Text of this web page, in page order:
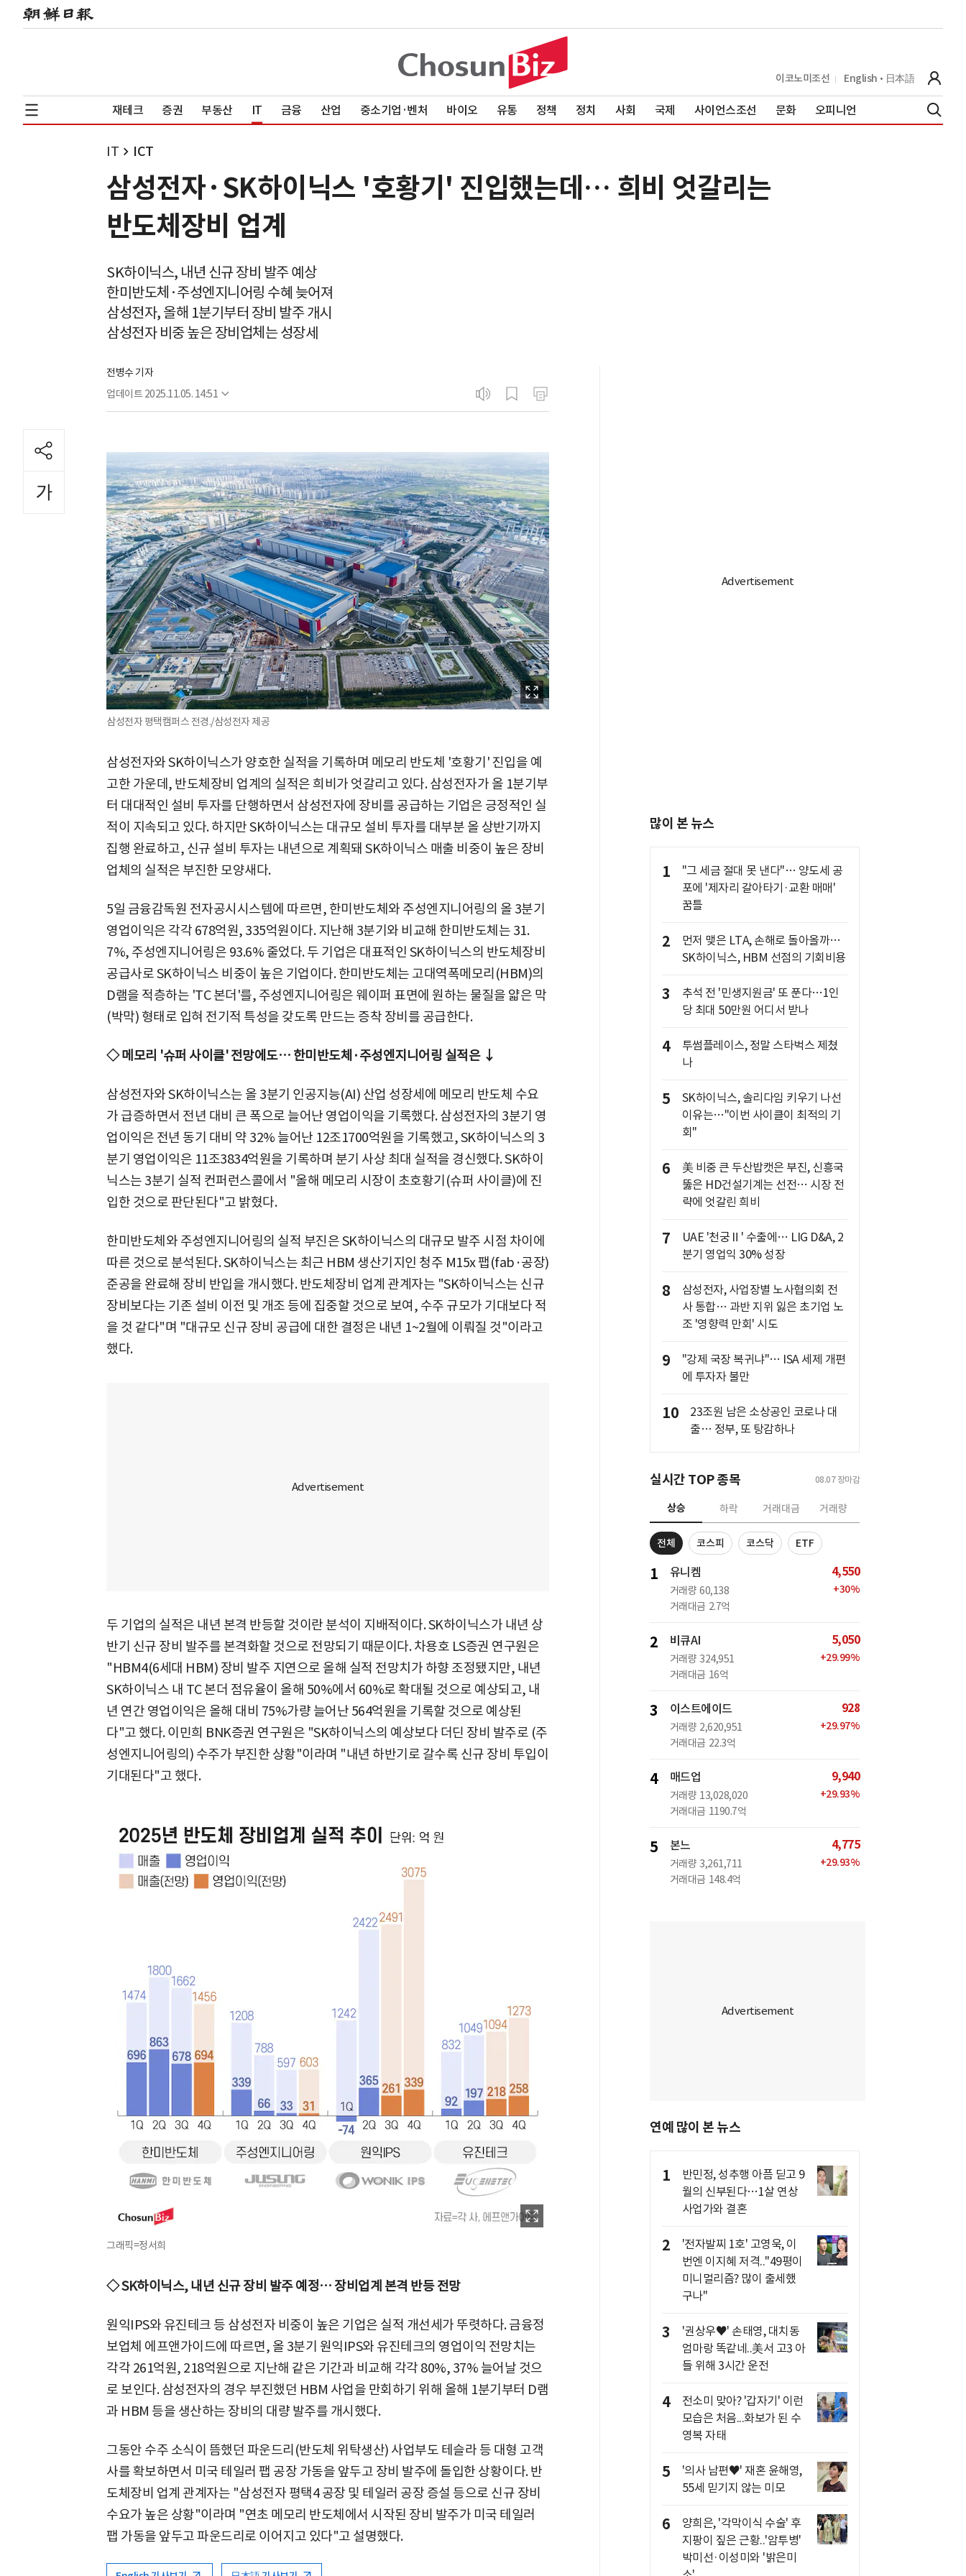
이코노미조선 English 日本語
재테크 증권 부동산 IT 금융 산업 중소기업·벤처 바이오 유통 정책 정치 사회 국제 사이언스조선 문화 오피니언
IT ICT
삼성전자·SK하이닉스 '호황기' 진입했는데… 희비 엇갈리는
반도체장비 업계
SK하이닉스, 내년 신규 장비 발주 예상
한미반도체·주성엔지니어링 수혜 늦어져
삼성전자, 올해 1분기부터 장비 발주 개시
삼성전자 비중 높은 장비업체는 성장세
전병수 기자
업데이트 2025.11.05. 14:51
삼성전자 평택캠퍼스 전경./삼성전자 제공
삼성전자와 SK하이닉스가 양호한 실적을 기록하며 메모리 반도체 '호황기' 진입을 예
고한 가운데, 반도체장비 업계의 실적은 희비가 엇갈리고 있다. 삼성전자가 올 1분기부
터 대대적인 설비 투자를 단행하면서 삼성전자에 장비를 공급하는 기업은 긍정적인 실
적이 지속되고 있다. 하지만 SK하이닉스는 대규모 설비 투자를 대부분 올 상반기까지
집행 완료하고, 신규 설비 투자는 내년으로 계획돼 SK하이닉스 매출 비중이 높은 장비
업체의 실적은 부진한 모양새다.
5일 금융감독원 전자공시시스템에 따르면, 한미반도체와 주성엔지니어링의 올 3분기
영업이익은 각각 678억원, 335억원이다. 지난해 3분기와 비교해 한미반도체는 31.
7%, 주성엔지니어링은 93.6% 줄었다. 두 기업은 대표적인 SK하이닉스의 반도체장비
공급사로 SK하이닉스 비중이 높은 기업이다. 한미반도체는 고대역폭메모리(HBM)의
D램을 적층하는 'TC 본더'를, 주성엔지니어링은 웨이퍼 표면에 원하는 물질을 얇은 막
(박막) 형태로 입혀 전기적 특성을 갖도록 만드는 증착 장비를 공급한다.
◇ 메모리 '슈퍼 사이클' 전망에도… 한미반도체·주성엔지니어링 실적은 ↓
삼성전자와 SK하이닉스는 올 3분기 인공지능(AI) 산업 성장세에 메모리 반도체 수요
가 급증하면서 전년 대비 큰 폭으로 늘어난 영업이익을 기록했다. 삼성전자의 3분기 영
업이익은 전년 동기 대비 약 32% 늘어난 12조1700억원을 기록했고, SK하이닉스의 3
분기 영업이익은 11조3834억원을 기록하며 분기 사상 최대 실적을 경신했다. SK하이
닉스는 3분기 실적 컨퍼런스콜에서 "올해 메모리 시장이 초호황기(슈퍼 사이클)에 진
입한 것으로 판단된다"고 밝혔다.
한미반도체와 주성엔지니어링의 실적 부진은 SK하이닉스의 대규모 발주 시점 차이에
따른 것으로 분석된다. SK하이닉스는 최근 HBM 생산기지인 청주 M15x 팹(fab·공장)
준공을 완료해 장비 반입을 개시했다. 반도체장비 업계 관계자는 "SK하이닉스는 신규
장비보다는 기존 설비 이전 및 개조 등에 집중할 것으로 보여, 수주 규모가 기대보다 적
을 것 같다"며 "대규모 신규 장비 공급에 대한 결정은 내년 1~2월에 이뤄질 것"이라고
했다.
두 기업의 실적은 내년 본격 반등할 것이란 분석이 지배적이다. SK하이닉스가 내년 상
반기 신규 장비 발주를 본격화할 것으로 전망되기 때문이다. 차용호 LS증권 연구원은
"HBM4(6세대 HBM) 장비 발주 지연으로 올해 실적 전망치가 하향 조정됐지만, 내년
SK하이닉스 내 TC 본더 점유율이 올해 50%에서 60%로 확대될 것으로 예상되고, 내
년 연간 영업이익은 올해 대비 75%가량 늘어난 564억원을 기록할 것으로 예상된
다"고 했다. 이민희 BNK증권 연구원은 "SK하이닉스의 예상보다 더딘 장비 발주로 (주
성엔지니어링의) 수주가 부진한 상황"이라며 "내년 하반기로 갈수록 신규 장비 투입이
기대된다"고 했다.
그래픽=정서희
◇ SK하이닉스, 내년 신규 장비 발주 예정… 장비업계 본격 반등 전망
원익IPS와 유진테크 등 삼성전자 비중이 높은 기업은 실적 개선세가 뚜렷하다. 금융정
보업체 에프앤가이드에 따르면, 올 3분기 원익IPS와 유진테크의 영업이익 전망치는
각각 261억원, 218억원으로 지난해 같은 기간과 비교해 각각 80%, 37% 늘어날 것으
로 보인다. 삼성전자의 경우 부진했던 HBM 사업을 만회하기 위해 올해 1분기부터 D램
과 HBM 등을 생산하는 장비의 대량 발주를 개시했다.
그동안 수주 소식이 뜸했던 파운드리(반도체 위탁생산) 사업부도 테슬라 등 대형 고객
사를 확보하면서 미국 테일러 팹 공장 가동을 앞두고 장비 발주에 돌입한 상황이다. 반
도체장비 업계 관계자는 "삼성전자 평택4 공장 및 테일러 공장 증설 등으로 신규 장비
수요가 높은 상황"이라며 "연초 메모리 반도체에서 시작된 장비 발주가 미국 테일러
팹 가동을 앞두고 파운드리로 이어지고 있다"고 설명했다.
많이 본 뉴스
1
"그 세금 절대 못 낸다"… 양도세 공
포에 '제자리 갈아타기·교환 매매'
꿈틀
2
먼저 맺은 LTA, 손해로 돌아올까…
SK하이닉스, HBM 선점의 기회비용
3
추석 전 '민생지원금' 또 푼다…1인
당 최대 50만원 어디서 받나
4
투썸플레이스, 정말 스타벅스 제쳤
나
5
SK하이닉스, 솔리다임 키우기 나선
이유는…"이번 사이클이 최적의 기
회"
6
美 비중 큰 두산밥캣은 부진, 신흥국
뚫은 HD건설기계는 선전… 시장 전
략에 엇갈린 희비
7
UAE '천궁Ⅱ' 수출에… LIG D&A, 2
분기 영업익 30% 성장
8
삼성전자, 사업장별 노사협의회 전
사 통합… 과반 지위 잃은 초기업 노
조 '영향력 만회' 시도
9
"강제 국장 복귀냐"… ISA 세제 개편
에 투자자 불만
10
23조원 남은 소상공인 코로나 대
출… 정부, 또 탕감하나
실시간 TOP 종목 08.07 장마감
상승 하락 거래대금 거래량
전체 코스피 코스닥 ETF
1 유니켐
거래량 60,138
거래대금 2.7억
4,550
+30%
2 비큐AI
거래량 324,951
거래대금 16억
5,050
+29.99%
3 이스트에이드
거래량 2,620,951
거래대금 22.3억
928
+29.97%
4 매드업
거래량 13,028,020
거래대금 1190.7억
9,940
+29.93%
5 본느
거래량 3,261,711
거래대금 148.4억
4,775
+29.93%
연예 많이 본 뉴스
1
반민정, 성추행 아픔 딛고 9
월의 신부된다…1살 연상
사업가와 결혼
2
'전자발찌 1호' 고영욱, 이
번엔 이지혜 저격.."49평이
미니멀리즘? 많이 출세했
구나"
3
'권상우♥' 손태영, 대치동
엄마랑 똑같네..美서 고3 아
들 위해 3시간 운전
4
전소미 맞아? '갑자기' 이런
모습은 처음...화보가 된 수
영복 자태
5
'의사 남편♥' 재혼 윤해영,
55세 믿기지 않는 미모
6
양희은, '각막이식 수술' 후
지팡이 짚은 근황..'암투병'
박미선·이성미와 '밝은미